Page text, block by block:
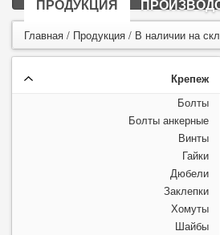
ПРОДУКЦИЯ
Главная / Продукция / В наличии на
Крепеж
Болты
Болты анкерные
Винты
Гайки
Дюбели
Заклепки
Хомуты
Шайбы